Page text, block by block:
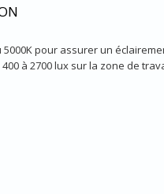
pour assurer un
à 2700 lux sur la zone de